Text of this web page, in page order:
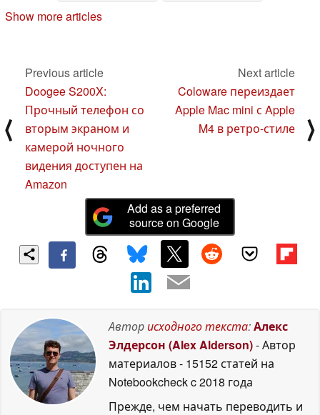
Show more articles
⟨
Previous article
Doogee S200X:
Прочный телефон со
вторым экраном и
камерой ночного
видения доступен на
Amazon
Next article
Coloware переиздает
Apple Mac mini с Apple
M4 в ретро-стиле
⟩
Add as a preferred
source on Google
Авторисходного текста:Алекс
Элдерсон (Alex Alderson)- Автор
материалов- 15152 статей на
Notebookcheckc 2018 года
Прежде, чем начать переводить и